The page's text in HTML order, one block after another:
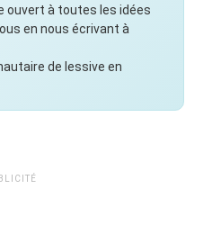
ouvert à toutes les idées
en nous écrivant à
de lessive en